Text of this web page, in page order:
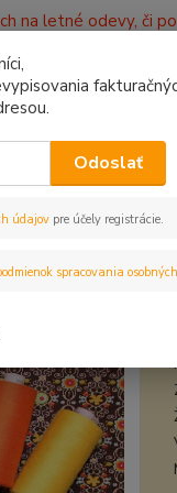
na letné odevy, či
hnedej
Odoslať
údajov pre účely registrácie.
spracovania